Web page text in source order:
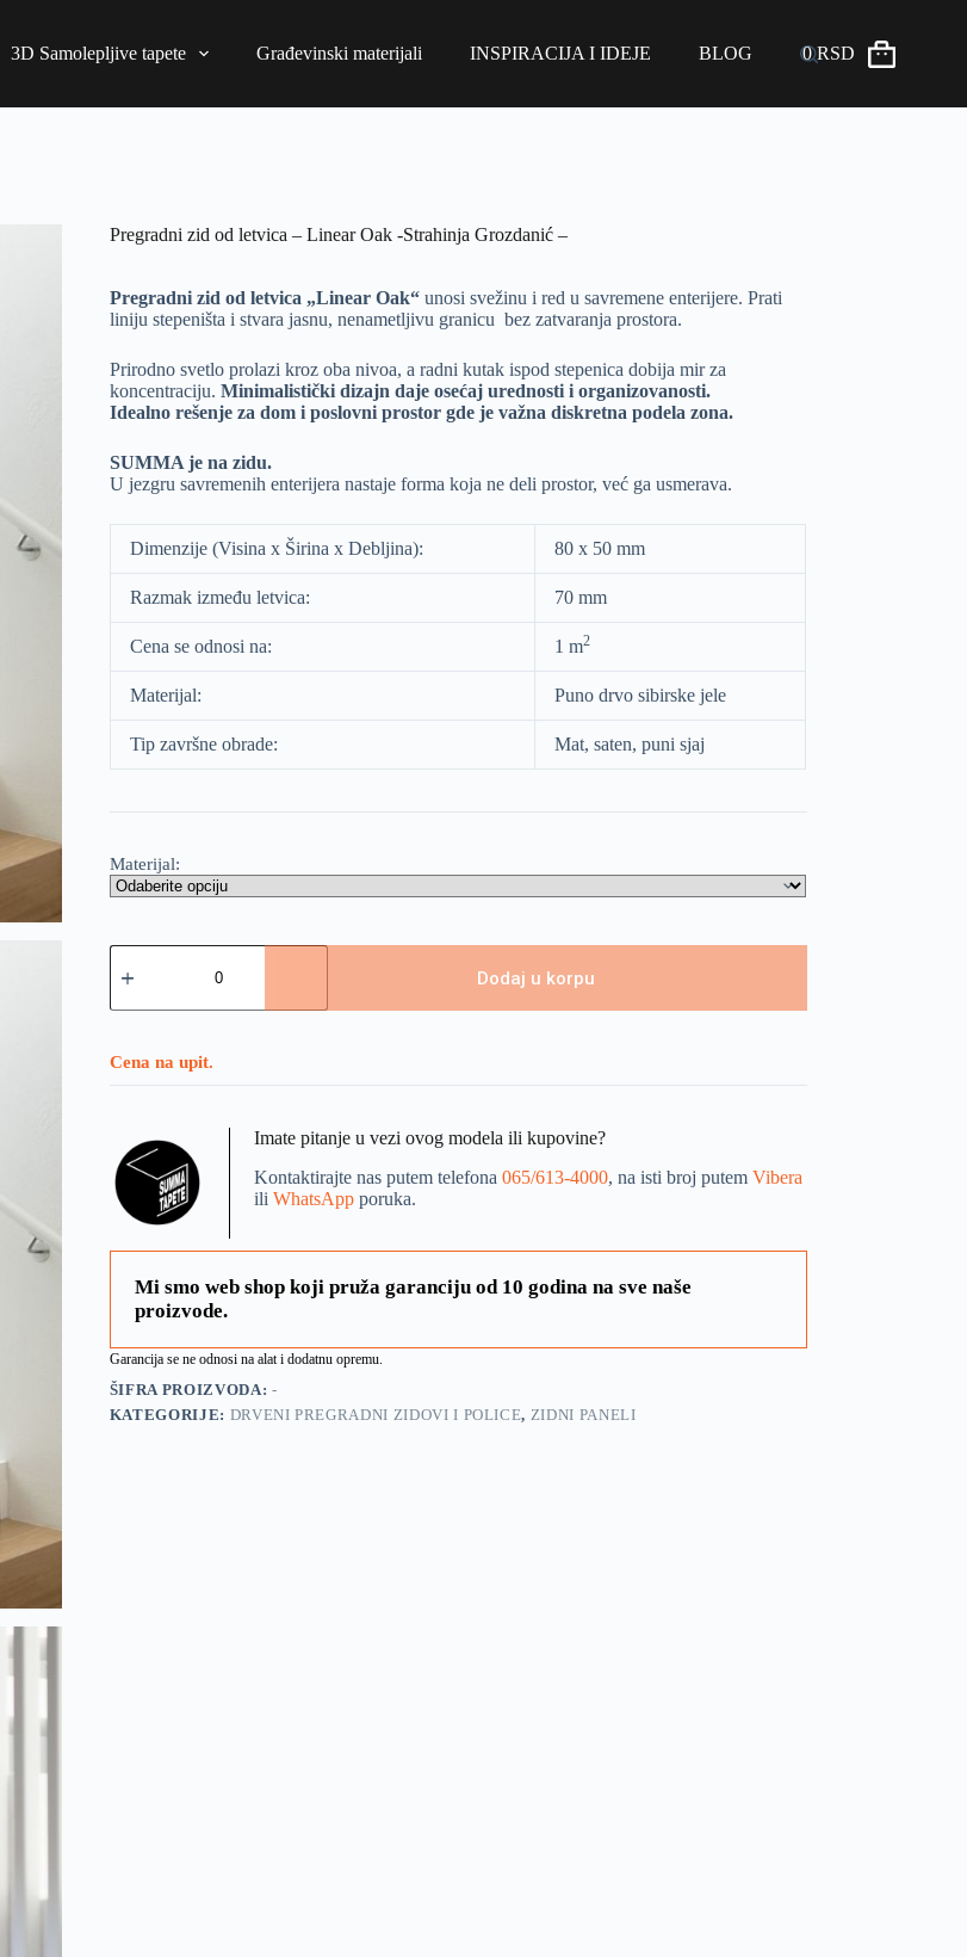
3D Samolepljive tapete Građevinski materijali INSPIRACIJA I IDEJE BLOG 0RSD
Pregradni zid od letvica – Linear Oak -Strahinja Grozdanić –
Pregradni zid od letvica „Linear Oak“ unosi svežinu i red u savremene enterijere. Prati
liniju stepeništa i stvara jasnu, nenametljivu granicu bez zatvaranja prostora.
Prirodno svetlo prolazi kroz oba nivoa, a radni kutak ispod stepenica dobija mir za
koncentraciju. Minimalistički dizajn daje osećaj urednosti i organizovanosti.
Idealno rešenje za dom i poslovni prostor gde je važna diskretna podela zona.
SUMMA je na zidu.
U jezgru savremenih enterijera nastaje forma koja ne deli prostor, već ga usmerava.
Dimenzije (Visina x Širina x Debljina): 80 x 50 mm
Razmak između letvica: 70 mm
Cena se odnosi na: 1 m2
Materijal: Puno drvo sibirske jele
Tip završne obrade: Mat, saten, puni sjaj
Materijal:
Dodaj u korpu
Cena na upit.
Imate pitanje u vezi ovog modela ili kupovine?
Kontaktirajte nas putem telefona 065/613-4000, na isti broj putem Vibera
ili WhatsApp poruka.
Mi smo web shop koji pruža garanciju od 10 godina na sve naše
proizvode.
Garancija se ne odnosi na alat i dodatnu opremu.
ŠIFRA PROIZVODA: -
KATEGORIJE: DRVENI PREGRADNI ZIDOVI I POLICE, ZIDNI PANELI